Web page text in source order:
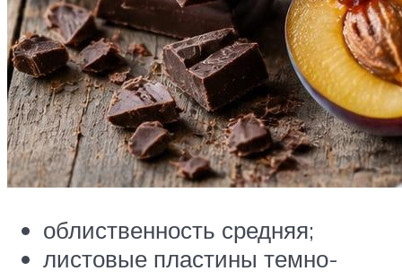
облиственность средняя;
листовые пластины темно-